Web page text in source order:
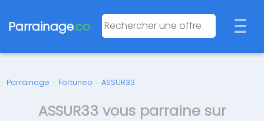
Parrainage.co
Parrainage › Fortuneo › ASSUR33
ASSUR33 vous parraine sur